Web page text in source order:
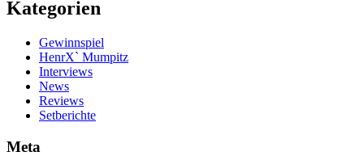
Kategorien
Gewinnspiel
HenrX` Mumpitz
Interviews
News
Reviews
Setberichte
Meta